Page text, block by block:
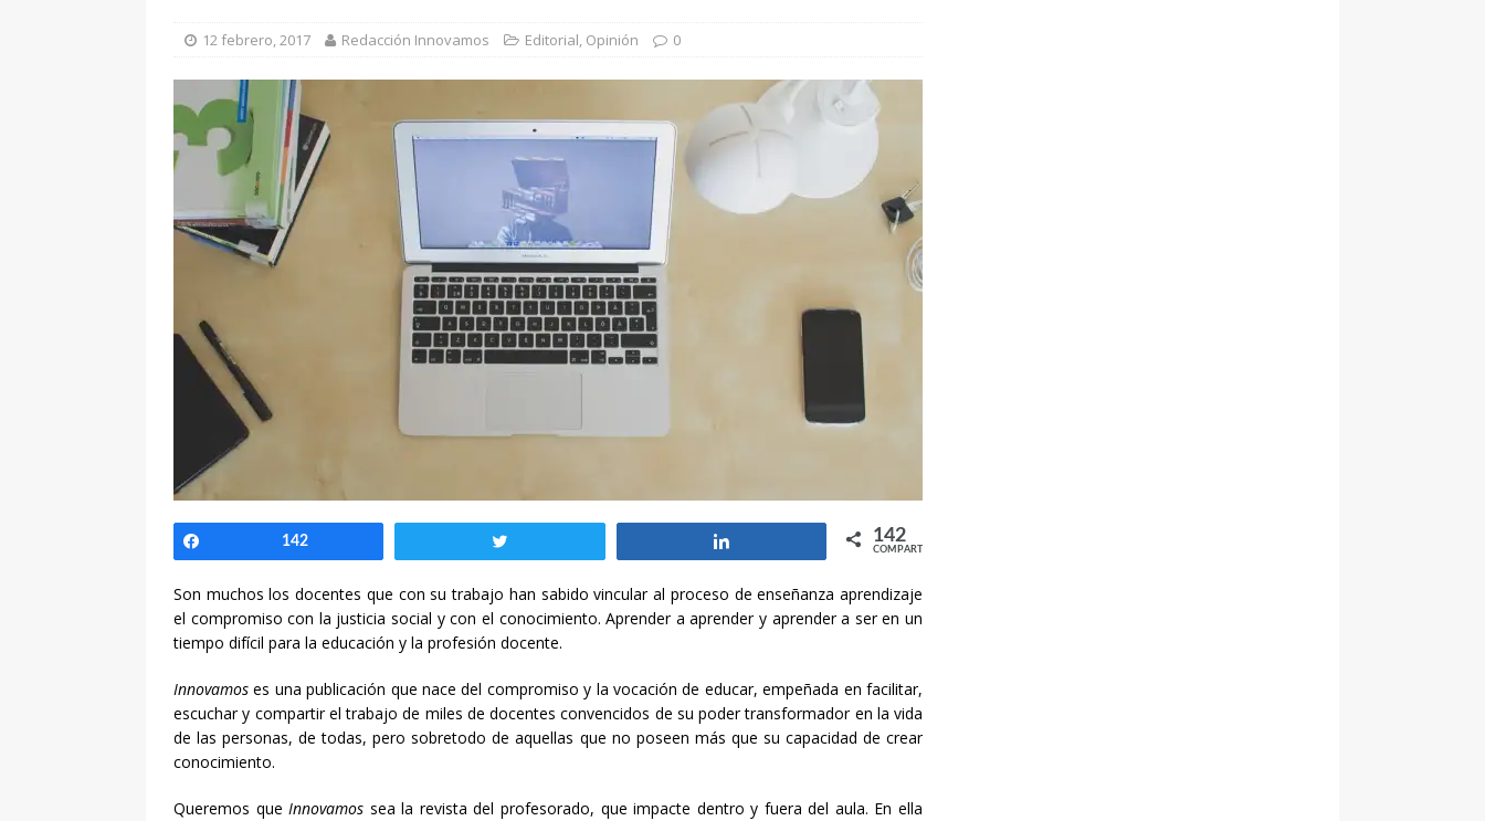
12 febrero, 2017 Redacción Innovamos Editorial, Opinión 0
Compartir142 142
COMPARTIR
Son muchos los docentes que con su trabajo han sabido vincular al proceso de enseñanza aprendizaje
el compromiso con la justicia social y con el conocimiento. Aprender a aprender y aprender a ser en un
tiempo difícil para la educación y la profesión docente.
Innovamos es una publicación que nace del compromiso y la vocación de educar, empeñada en facilitar,
escuchar y compartir el trabajo de miles de docentes convencidos de su poder transformador en la vida
de las personas, de todas, pero sobretodo de aquellas que no poseen más que su capacidad de crear
conocimiento.
Queremos queInnovamos sea la revista del profesorado, que impacte dentro y fuera del aula. En ella